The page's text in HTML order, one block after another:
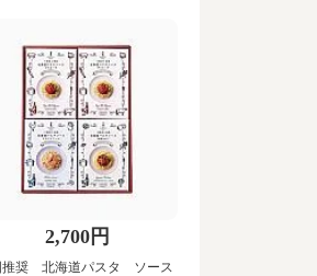
2,700円
推奨 北海道パスタ ソース